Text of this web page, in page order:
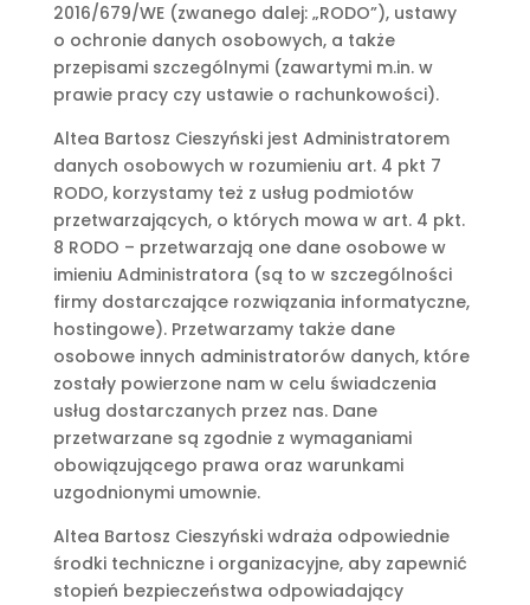
2016/679/WE (zwanego dalej: „RODO”), ustawy
o ochronie danych osobowych, a także
przepisami szczególnymi (zawartymi m.in. w
prawie pracy czy ustawie o rachunkowości).
Altea Bartosz Cieszyński jest Administratorem
danych osobowych w rozumieniu art. 4 pkt 7
RODO, korzystamy też z usług podmiotów
przetwarzających, o których mowa w art. 4 pkt.
8 RODO – przetwarzają one dane osobowe w
imieniu Administratora (są to w szczególności
firmy dostarczające rozwiązania informatyczne,
hostingowe). Przetwarzamy także dane
osobowe innych administratorów danych, które
zostały powierzone nam w celu świadczenia
usług dostarczanych przez nas. Dane
przetwarzane są zgodnie z wymaganiami
obowiązującego prawa oraz warunkami
uzgodnionymi umownie.
Altea Bartosz Cieszyński wdraża odpowiednie
środki techniczne i organizacyjne, aby zapewnić
stopień bezpieczeństwa odpowiadający